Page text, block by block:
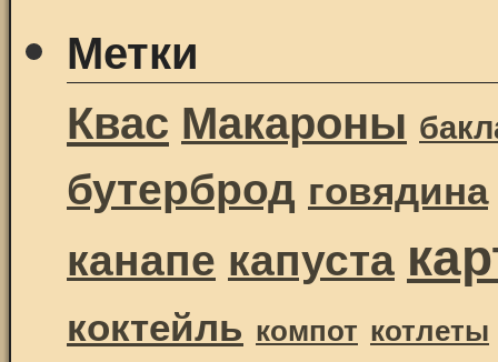
Метки
Квас Макароны
бутерброд говядина
канапе капуста
коктейль компот котлеты